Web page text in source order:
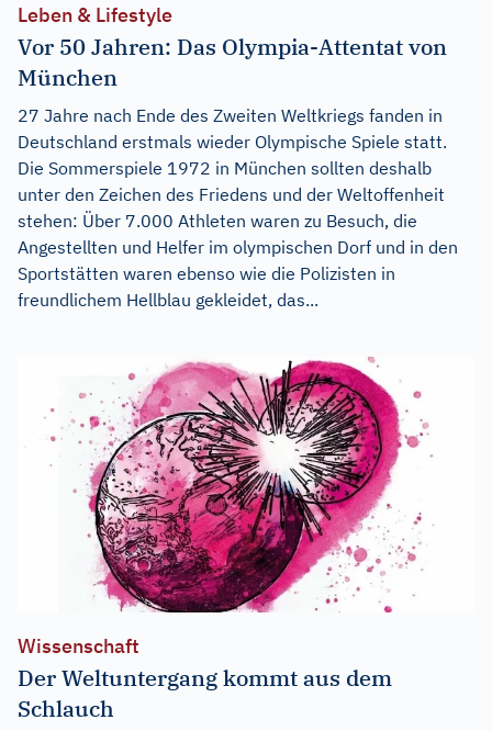
Leben & Lifestyle
Vor 50 Jahren: Das Olympia-Attentat von
München
27 Jahre nach Ende des Zweiten Weltkriegs fanden in
Deutschland erstmals wieder Olympische Spiele statt.
Die Sommerspiele 1972 in München sollten deshalb
unter den Zeichen des Friedens und der Weltoffenheit
stehen: Über 7.000 Athleten waren zu Besuch, die
Angestellten und Helfer im olympischen Dorf und in den
Sportstätten waren ebenso wie die Polizisten in
freundlichem Hellblau gekleidet, das...
Wissenschaft
Der Weltuntergang kommt aus dem
Schlauch